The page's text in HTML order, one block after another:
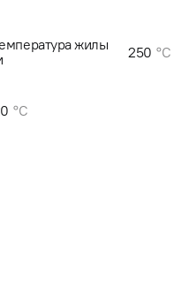
жилы
250 °C
°C